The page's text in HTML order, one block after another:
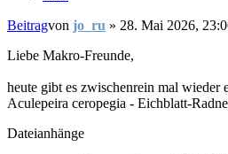
Beitragvon jo_ru » 28. Mai 2026,
Liebe Makro-Freunde,
heute gibt es zwischenrein mal wieder
Aculepeira ceropegia - Eichblatt-
Dateianhänge